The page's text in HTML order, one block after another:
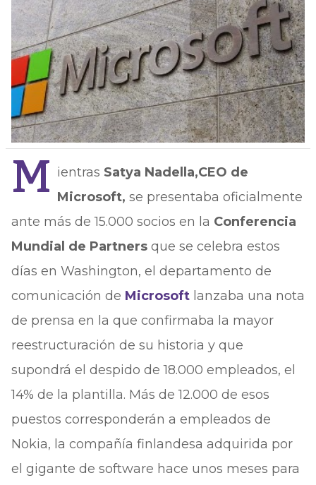
M ientras Satya Nadella,CEO de
Microsoft, se presentaba oficialmente
ante más de 15.000 socios en la Conferencia
Mundial de Partnersque se celebra estos
días en Washington, el departamento de
comunicación de Microsoftlanzaba una nota
de prensa en la que confirmaba la mayor
reestructuración de su historia y que
supondrá el despido de 18.000 empleados, el
14% de la plantilla. Más de 12.000 de esos
puestos corresponderán a empleados de
Nokia, la compañía finlandesa adquirida por
el gigante de software hace unos meses para